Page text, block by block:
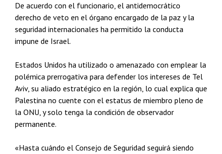
De acuerdo con el funcionario, el antidemocrático
derecho de veto en el órgano encargado de la paz y la
seguridad internacionales ha permitido la conducta
impune de Israel.
Estados Unidos ha utilizado o amenazado con emplear la
polémica prerrogativa para defender los intereses de Tel
Aviv, su aliado estratégico en la región, lo cual explica que
Palestina no cuente con el estatus de miembro pleno de
la ONU, y solo tenga la condición de observador
permanente.
«Hasta cuándo el Consejo de Seguridad seguirá siendo